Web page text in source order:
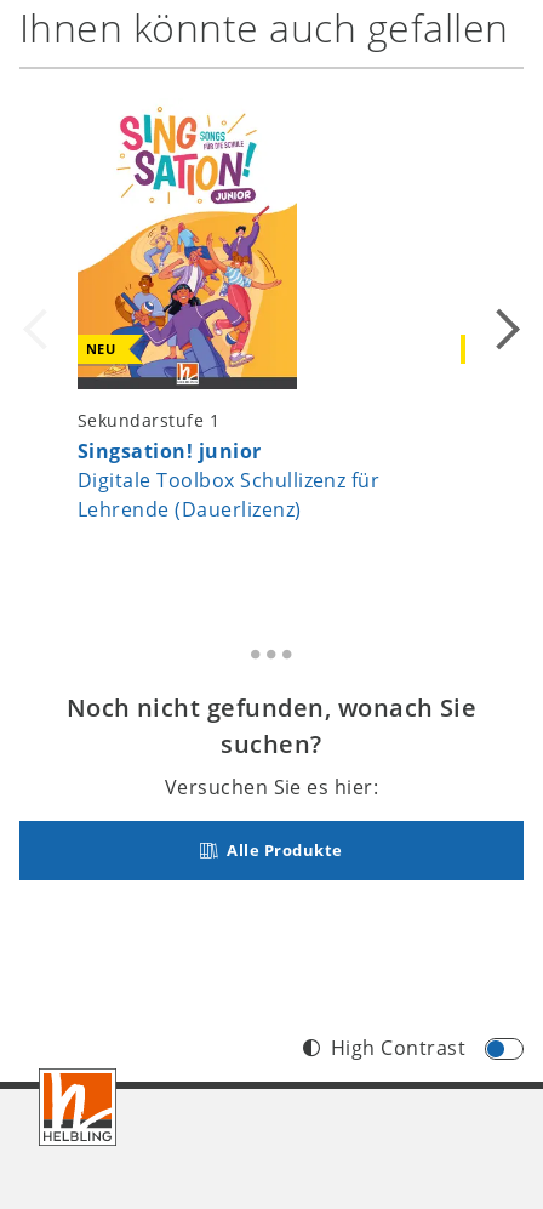
Ihnen könnte auch gefallen
NEU
Sekundarstufe 1
Singsation! junior
Digitale Toolbox Schullizenz für
Lehrende (Dauerlizenz)
NEU
Noch nicht gefunden, wonach Sie
suchen?
Versuchen Sie es hier:
Alle Produkte
Footer
DE
High Contrast